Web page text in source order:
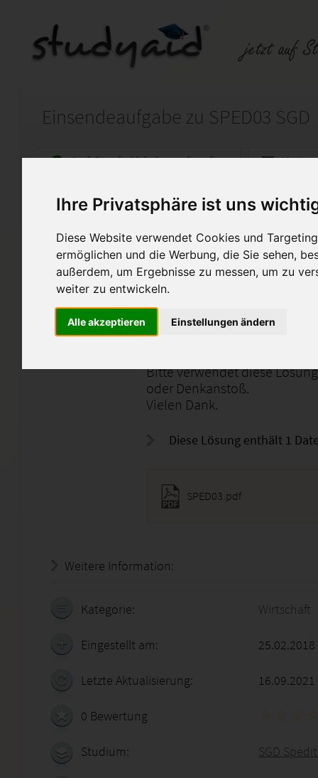
Ihre Privatsphäre ist uns
Diese Website verwendet Cookies und
ermöglichen und die Werbung, die Sie sehen,
außerdem, um Ergebnisse zu messen, um zu
weiter zu entwickeln.
Alle akzeptieren Einstellungen ändern
Einsendeaufgabe zu SPED03 SGD
Auf StudyAid.de verkaufen
Startseite Wirtschaft
SPED03 Grundlagen des
Musterlösung der
SPED03
Grundlagen des
Bitte verwendet diese
oder Denkanstoß.
Vielen Dank.
Diese Lösung enthält 1
SPED03.pdf
Weitere Information:
Kategorie: Wirtschaft
Eingestellt am:
Letzte Aktualisierung: 16.09.2021
0 Bewertung
Studium: SGD